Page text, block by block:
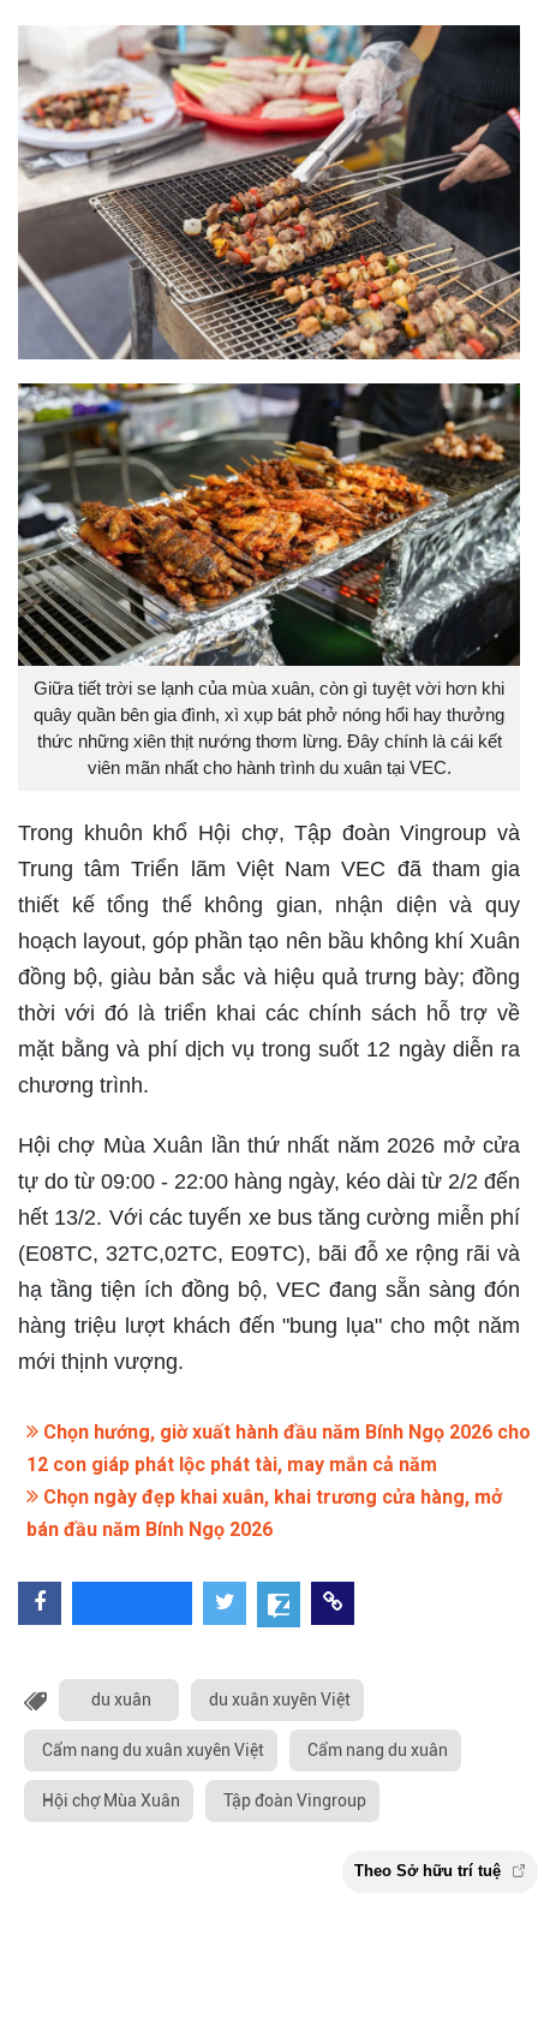
Giữa tiết trời se lạnh của mùa xuân, còn gì tuyệt vời hơn khi
quây quần bên gia đình, xì xụp bát phở nóng hổi hay thưởng
thức những xiên thịt nướng thơm lừng. Đây chính là cái kết
viên mãn nhất cho hành trình du xuân tại VEC.
Trong khuôn khổ Hội chợ, Tập đoàn Vingroup và
Trung tâm Triển lãm Việt Nam VEC đã tham gia
thiết kế tổng thể không gian, nhận diện và quy
hoạch layout, góp phần tạo nên bầu không khí Xuân
đồng bộ, giàu bản sắc và hiệu quả trưng bày; đồng
thời với đó là triển khai các chính sách hỗ trợ về
mặt bằng và phí dịch vụ trong suốt 12 ngày diễn ra
chương trình.
Hội chợ Mùa Xuân lần thứ nhất năm 2026 mở cửa
tự do từ 09:00 - 22:00 hàng ngày, kéo dài từ 2/2 đến
hết 13/2. Với các tuyến xe bus tăng cường miễn phí
(E08TC, 32TC,02TC, E09TC), bãi đỗ xe rộng rãi và
hạ tầng tiện ích đồng bộ, VEC đang sẵn sàng đón
hàng triệu lượt khách đến "bung lụa" cho một năm
mới thịnh vượng.
Chọn hướng, giờ xuất hành đầu năm Bính Ngọ 2026 cho
12 con giáp phát lộc phát tài, may mắn cả năm
Chọn ngày đẹp khai xuân, khai trương cửa hàng, mở
bán đầu năm Bính Ngọ 2026
du xuân du xuân xuyên Việt
Cẩm nang du xuân xuyên Việt Cẩm nang du xuân
Hội chợ Mùa Xuân Tập đoàn Vingroup